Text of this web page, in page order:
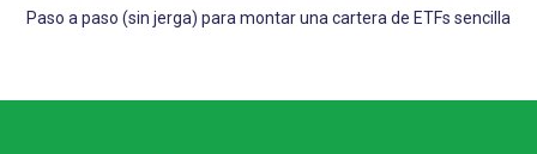
Paso a paso (sin jerga) para montar una cartera de ETFs sencilla